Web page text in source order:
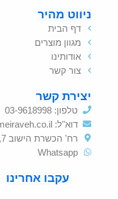
ניווט מהיר
דף הבית
מגוון מוצרים
אודותינו
צור קשר
יצירת קשר
טלפון: 03-9618998
דוא"ל:
רח' הכשרת הישוב 7, ראשון לציון
Whatsapp
עקבו אחרינו